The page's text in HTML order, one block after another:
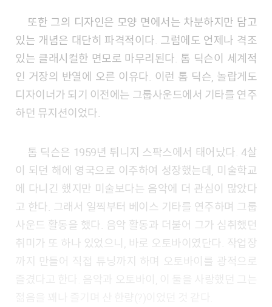
또한 그의 디자인은 모양 면에서는 차분하지만 담고
있는 개념은 대단히 파격적이다. 그럼에도 언제나 격조
있는 클래시컬한 면모로 마무리된다. 톰 딕슨이 세계적
인 거장의 반열에 오른 이유다. 이런 톰 딕슨, 놀랍게도
디자이너가 되기 이전에는 그룹사운드에서 기타를 연주
하던 뮤지션이었다.
톰 딕슨은 1959년 튀니지 스팍스에서 태어났다. 4살
이 되던 해에 영국으로 이주하여 성장했는데, 미술학교
에 다니긴 했지만 미술보다는 음악에 더 관심이 많았다
고 한다. 그래서 일찍부터 베이스 기타를 연주하며 그룹
사운드 활동을 했다. 음악 활동과 더불어 그가 심취했던
취미가 또 하나 있었으니, 바로 오토바이였단다. 작업장
까지 만들어 직접 튜닝까지 하며 오토바이를 광적으로